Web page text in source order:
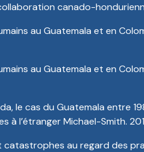
canado-
au Guatemala et en
au Guatemala et en
le cas du Guatemala entre
l’étranger Michael-Smith.
au regard des